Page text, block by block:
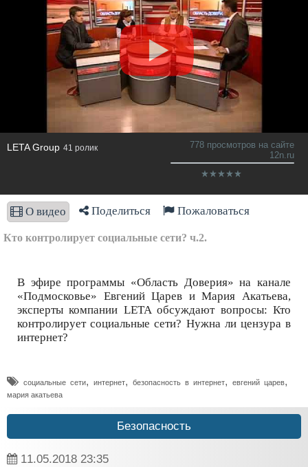
LETA Group 41 ролик
778 просмотров на сайте
12n.ru
О видео Поделиться Пожаловаться
Кто контролирует социальные сети? ч.2.
В эфире программы «Область Доверия» на канале
«Подмосковье» Евгений Царев и Мария Акатьева,
эксперты компании LETA обсуждают вопросы: Кто
контролирует социальные сети? Нужна ли цензура в
интернет?
социальные сети, интернет, безопасность в интернет, евгений царев,
мария акатьева
Безопасность
11.05.2018 23:35